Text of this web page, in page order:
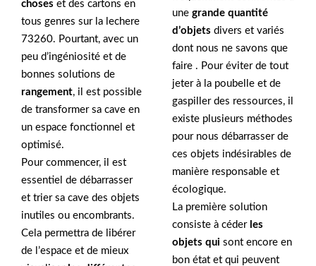
choses et des cartons en
tous genres sur la lechere
73260. Pourtant, avec un
peu d’ingéniosité et de
bonnes solutions de
rangement, il est possible
de transformer sa cave en
un espace fonctionnel et
optimisé.
Pour commencer, il est
essentiel de débarrasser
et trier sa cave des objets
inutiles ou encombrants.
Cela permettra de libérer
de l’espace et de mieux
une grande quantité
d’objets divers et variés
dont nous ne savons que
faire . Pour éviter de tout
jeter à la poubelle et de
gaspiller des ressources, il
existe plusieurs méthodes
pour nous débarrasser de
ces objets indésirables de
manière responsable et
écologique.
La première solution
consiste à céder les
objets qui sont encore en
bon état et qui peuvent